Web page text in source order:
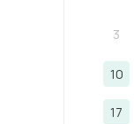
3
10
17